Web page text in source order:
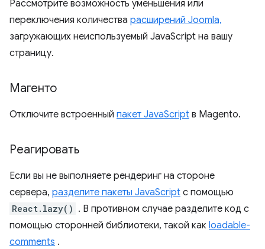
Рассмотрите возможность уменьшения или
переключения количества расширений Joomla,
загружающих неиспользуемый JavaScript на вашу
страницу.
Магенто
Отключите встроенный пакет JavaScript в Magento.
Реагировать
Если вы не выполняете рендеринг на стороне
сервера, разделите пакеты JavaScript с помощью
React.lazy() . В противном случае разделите код с
помощью сторонней библиотеки, такой как loadable-
comments .